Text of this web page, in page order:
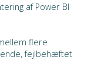
af Power BI
flere
fejlbehæftet